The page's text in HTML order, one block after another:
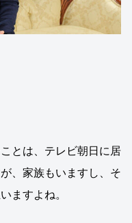
とは、テレビ朝日に居
、家族もいますし、そ
ますよね。